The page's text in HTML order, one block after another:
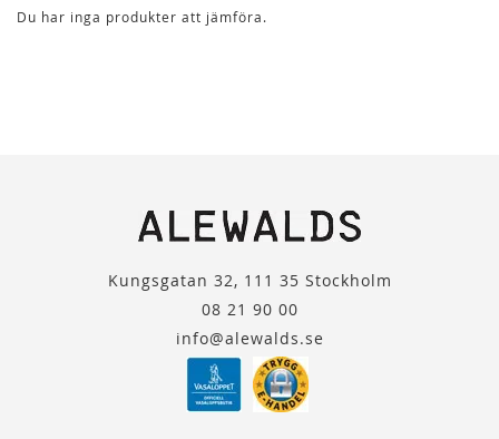
Du har inga produkter att jämföra.
Kungsgatan 32, 111 35 Stockholm
08 21 90 00
info@alewalds.se